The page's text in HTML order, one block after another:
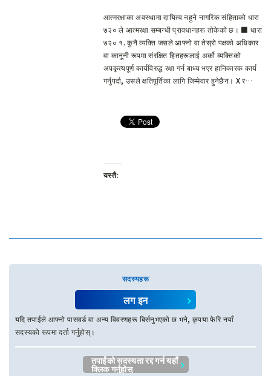
आत्मरक्षाका अवस्थामा दायित्व नहुने नागरिक संहिताको धारा
७२० ले आत्मरक्षा सम्बन्धी प्रावधानहरू तोकेको छ। ■ धारा
७२० १. कुनै व्यक्ति जसले आफ्नो वा तेस्रो पक्षको अधिकार
वा कानूनी रूपमा संरक्षित हितहरूलाई अर्को व्यक्तिको
अपकृत्यपूर्ण कार्यविरुद्ध रक्षा गर्न बाध्य भएर हानिकारक कार्य
गर्नुपर्दा, उसले क्षतिपूर्तिका लागि जिम्मेवार हुनेछैन। X र…
यस्तै:
सदस्यहरू
लग इन
यदि तपाईंले आफ्नो पासवर्ड वा अन्य विवरणहरू बिर्सनुभएको छ भने, कृपया फेरि नयाँ
सदस्यको रूपमा दर्ता गर्नुहोस्।
तपाईंको सदस्यता रद्द गर्न यहाँ
क्लिक गर्नुहोस्